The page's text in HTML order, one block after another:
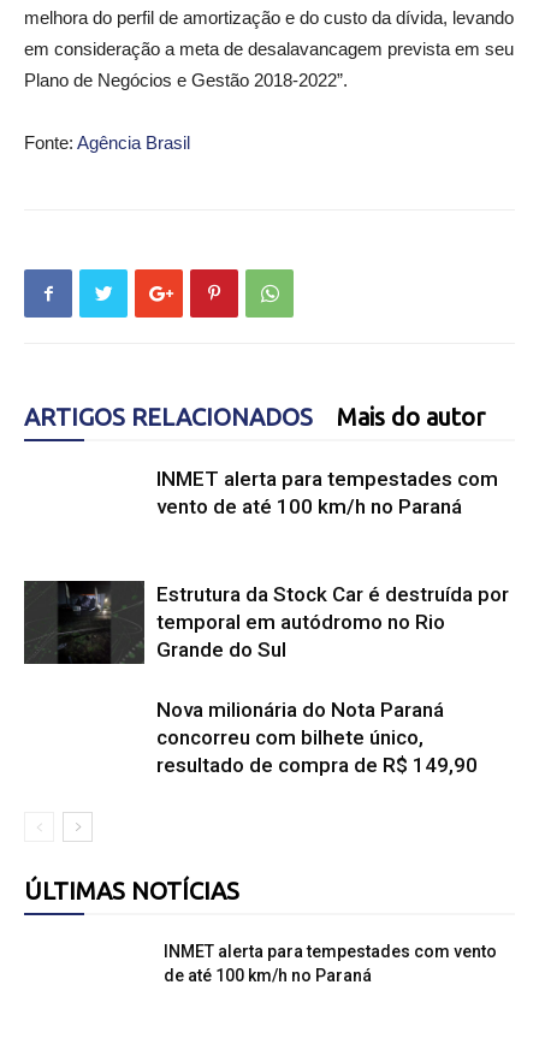
melhora do perfil de amortização e do custo da dívida, levando
em consideração a meta de desalavancagem prevista em seu
Plano de Negócios e Gestão 2018-2022”.
Fonte: Agência Brasil
ARTIGOS RELACIONADOS Mais do autor
INMET alerta para tempestades com
vento de até 100 km/h no Paraná
Estrutura da Stock Car é destruída por
temporal em autódromo no Rio
Grande do Sul
Nova milionária do Nota Paraná
concorreu com bilhete único,
resultado de compra de R$ 149,90
ÚLTIMAS NOTÍCIAS
INMET alerta para tempestades com vento
de até 100 km/h no Paraná